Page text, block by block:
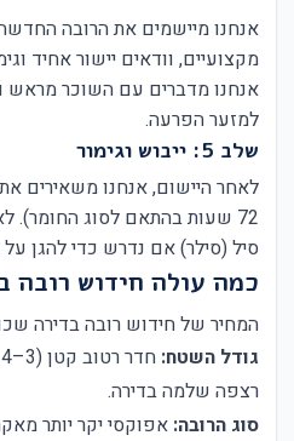
אנחנו מיישמים את הרובה
מקצועיים, וודאים יישור אחיד
אנחנו מדברים עם השוכר מראש
למזער הפרעה.
שלב 5: ייבוש וגימור
72 שעות בהתאם לסוג החומר).
סיל (סילר) אם נדרש כדי להגן
כמה עולה חידוש רובה
המחיר של חידוש רובה בדירה
גודל השטח:
רצפה שלמה בדירה.
סוג הרובה: אפוקסי יקר יותר